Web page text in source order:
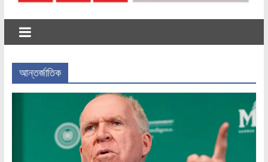
abcnewsbd
আন্তর্জাতিক